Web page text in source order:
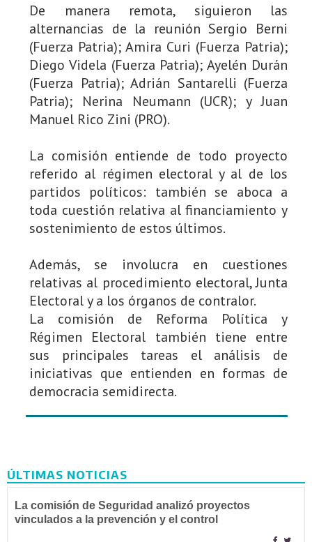
De manera remota, siguieron las
alternancias de la reunión Sergio Berni
(Fuerza Patria); Amira Curi (Fuerza Patria);
Diego Videla (Fuerza Patria); Ayelén Durán
(Fuerza Patria); Adrián Santarelli (Fuerza
Patria); Nerina Neumann (UCR); y Juan
Manuel Rico Zini (PRO).
La comisión entiende de todo proyecto
referido al régimen electoral y al de los
partidos políticos: también se aboca a
toda cuestión relativa al financiamiento y
sostenimiento de estos últimos.
Además, se involucra en cuestiones
relativas al procedimiento electoral, Junta
Electoral y a los órganos de contralor.
La comisión de Reforma Política y
Régimen Electoral también tiene entre
sus principales tareas el análisis de
iniciativas que entienden en formas de
democracia semidirecta.
ÚLTIMAS NOTICIAS
La comisión de Seguridad analizó proyectos
vinculados a la prevención y el control